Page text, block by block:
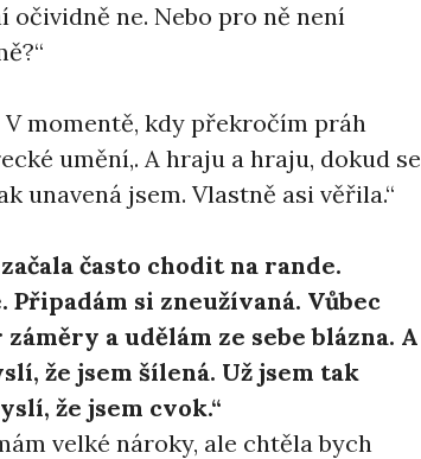
ne. Nebo pro ně není
V momentě, kdy překročím práh
umění,. A hraju a hraju, dokud se
unavená jsem. Vlastně asi věřila.“
často chodit na rande.
Připadám si zneužívaná. Vůbec
a udělám ze sebe blázna. A
že jsem šílená. Už jsem tak
že jsem cvok.“
velké nároky, ale chtěla bych